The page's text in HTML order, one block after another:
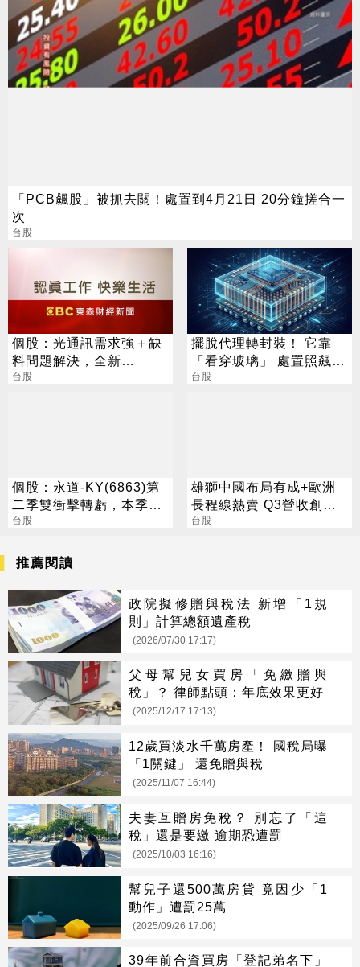
「PCB飆股」被抓去關！處置到4月21日 20分鐘搓合一
次
台股
個股：光通訊需求強＋缺
料問題解決，全新
(2455)7月營收創高、重
台股
擺脫代理轉封裝！ 它靠
「看穿玻璃」 處置照飆2
漲停
台股
個股：永道-KY(6863)第
二季雙衝擊轉虧，本季訂
單恢復中，全年營運拚持
台股
雄獅中國布局有成+歐洲
長程線熱賣 Q3營收創單
季次高
台股
推薦閱讀
政院擬修贈與稅法 新增「1規
則」計算總額遺產稅
(2026/07/30 17:17)
父母幫兒女買房「免繳贈與
稅」？ 律師點頭：年底效果更好
(2025/12/17 17:13)
12歲買淡水千萬房產！ 國稅局曝
「1關鍵」 還免贈與稅
(2025/11/07 16:44)
夫妻互贈房免稅？ 別忘了「這
稅」還是要繳 逾期恐遭罰
(2025/10/03 16:16)
幫兒子還500萬房貸 竟因少「1
動作」遭罰25萬
(2025/09/26 17:06)
39年前合資買房「登記弟名下」